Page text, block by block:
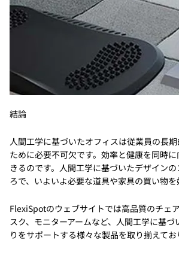
結論
人間工学に基づいたオフィスは従業員の長
ために必要不可欠です。効率と健康を同時
きるのです。人間工学に基づいたデザイン
ろで、いよいよ必要な道具や家具の買い物を
FlexiSpotのウェブサイトでは高品質のチェ
スク、モニターアームなど、人間工学に基
りをサポートする様々な製品を取り揃えてお